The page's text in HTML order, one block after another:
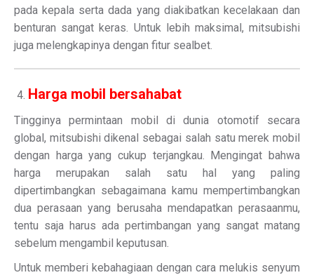
pada kepala serta dada yang diakibatkan kecelakaan dan
benturan sangat keras. Untuk lebih maksimal, mitsubishi
juga melengkapinya dengan fitur sealbet.
Harga mobil bersahabat
Tingginya permintaan mobil di dunia otomotif secara
global, mitsubishi dikenal sebagai salah satu merek mobil
dengan harga yang cukup terjangkau. Mengingat bahwa
harga merupakan salah satu hal yang paling
dipertimbangkan sebagaimana kamu mempertimbangkan
dua perasaan yang berusaha mendapatkan perasaanmu,
tentu saja harus ada pertimbangan yang sangat matang
sebelum mengambil keputusan.
Untuk memberi kebahagiaan dengan cara melukis senyum